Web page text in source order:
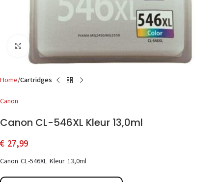
Click to enlarge
Home Cartridges
Canon
Canon CL-546XL Kleur 13,0ml
€ 27,99
Canon CL-546XL Kleur 13,0ml